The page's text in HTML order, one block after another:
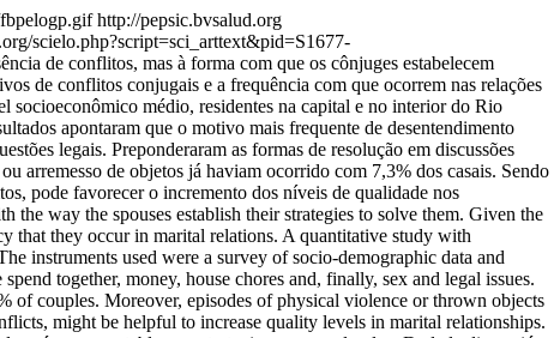
http://pepsic.bvsalud.org
scielo.php?script=sci_arttext&pid=S1677-
de conflitos, mas à forma com que os cônjuges estabelecem
de conflitos conjugais e a frequência com que ocorrem nas relações
socioeconômico médio, residentes na capital e no interior do Rio
apontaram que o motivo mais frequente de desentendimento
legais. Preponderaram as formas de resolução em discussões
arremesso de objetos já haviam ocorrido com 7,3% dos casais. Sendo
pode favorecer o incremento dos níveis de qualidade nos
way the spouses establish their strategies to solve them. Given the
that they occur in marital relations. A quantitative study with
instruments used were a survey of socio-demographic data and
together, money, house chores and, finally, sex and legal issues.
of couples. Moreover, episodes of physical violence or thrown objects
might be helpful to increase quality levels in marital relationships.